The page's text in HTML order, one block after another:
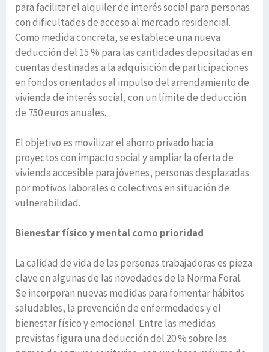
para facilitar el alquiler de interés social para personas
con dificultades de acceso al mercado residencial.
Como medida concreta, se establece una nueva
deducción del 15 % para las cantidades depositadas en
cuentas destinadas a la adquisición de participaciones
en fondos orientados al impulso del arrendamiento de
vivienda de interés social, con un límite de deducción
de 750 euros anuales.
El objetivo es movilizar el ahorro privado hacia
proyectos con impacto social y ampliar la oferta de
vivienda accesible para jóvenes, personas desplazadas
por motivos laborales o colectivos en situación de
vulnerabilidad.
Bienestar físico y mental como prioridad
La calidad de vida de las personas trabajadoras es pieza
clave en algunas de las novedades de la Norma Foral.
Se incorporan nuevas medidas para fomentar hábitos
saludables, la prevención de enfermedades y el
bienestar físico y emocional. Entre las medidas
previstas figura una deducción del 20 % sobre las